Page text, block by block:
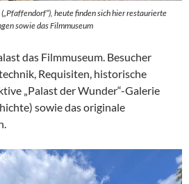
heute finden sich hier restaurierte
sowie das Filmmuseum
das Filmmuseum. Besucher
Requisiten, historische
„Palast der Wunder“-Galerie
sowie das originale